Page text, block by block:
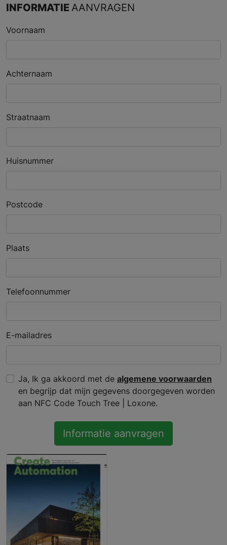
INFORMATIE AANVRAGEN
Voornaam
Achternaam
Straatnaam
Huisnummer
Postcode
Plaats
Telefoonnummer
E-mailadres
Ja, Ik ga akkoord met de algemene voorwaarden
en begrijp dat mijn gegevens doorgegeven worden
aan NFC Code Touch Tree | Loxone.
Informatie aanvragen